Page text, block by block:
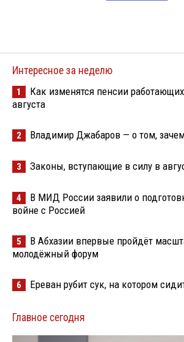
Интересное за неделю
1
Как изменятся пенсии
августа
2 Владимир Джабаров — о том,
3 Законы, вступающие в силу в
4
В МИД России заявили о
войне с Россией
5
В Абхазии впервые пройдёт
молодёжный форум
6 Ереван рубит сук, на котором
Главное сегодня